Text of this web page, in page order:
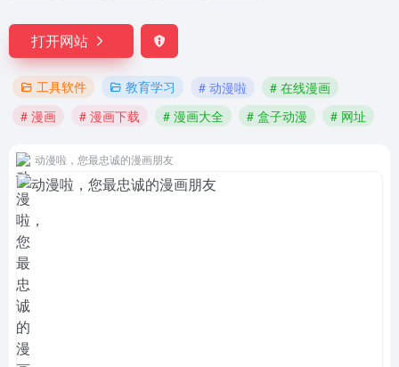
打开网站
工具软件 教育学习 # 动漫啦
# 在线漫画
# 漫画
# 漫画下载 # 漫画大全 # 盒子动漫 # 网址
动漫啦，您最忠诚的漫画朋友